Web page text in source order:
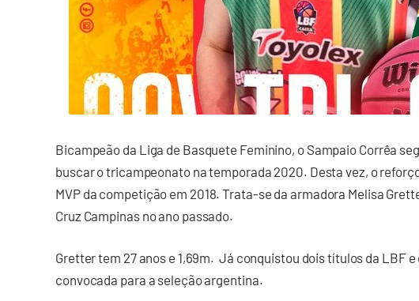
Bicampeão da Liga de Basquete Feminino, o Sampaio Corrêa
buscar o tricampeonato na temporada 2020. Desta vez, o
MVP da competição em 2018. Trata-se da armadora Melisa
Cruz Campinas no ano passado.
Gretter tem 27 anos e 1,69m. Já conquistou dois títulos da LBF
convocada para a seleção argentina.